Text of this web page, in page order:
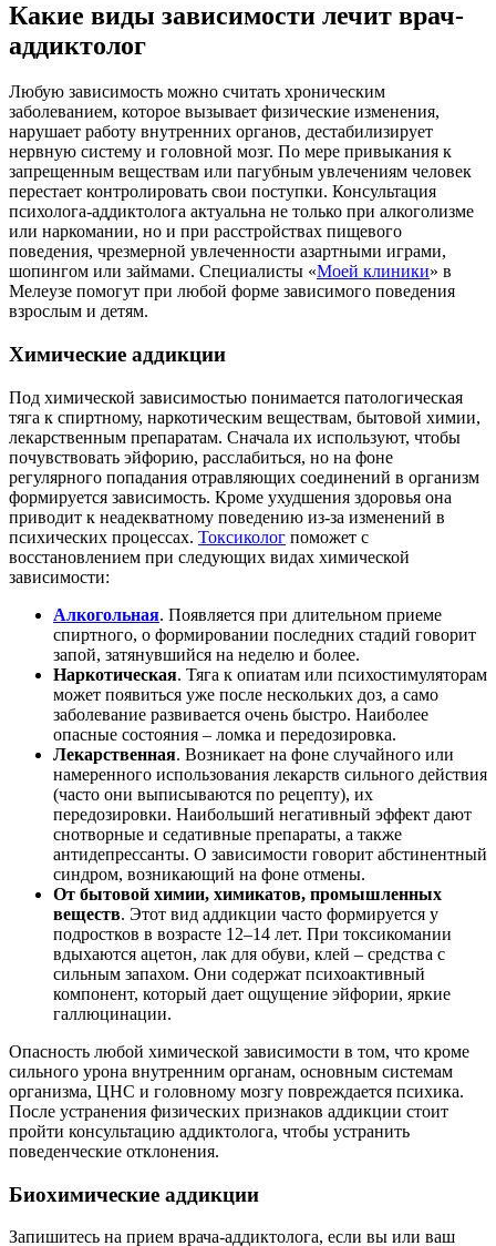
Какие виды зависимости лечит врач-
аддиктолог
Любую зависимость можно считать хроническим
заболеванием, которое вызывает физические изменения,
нарушает работу внутренних органов, дестабилизирует
нервную систему и головной мозг. По мере привыкания к
запрещенным веществам или пагубным увлечениям человек
перестает контролировать свои поступки. Консультация
психолога-аддиктолога актуальна не только при алкоголизме
или наркомании, но и при расстройствах пищевого
поведения, чрезмерной увлеченности азартными играми,
шопингом или займами. Специалисты «Моей клиники» в
Мелеузе помогут при любой форме зависимого поведения
взрослым и детям.
Химические аддикции
Под химической зависимостью понимается патологическая
тяга к спиртному, наркотическим веществам, бытовой химии,
лекарственным препаратам. Сначала их используют, чтобы
почувствовать эйфорию, расслабиться, но на фоне
регулярного попадания отравляющих соединений в организм
формируется зависимость. Кроме ухудшения здоровья она
приводит к неадекватному поведению из-за изменений в
психических процессах. Токсиколог поможет с
восстановлением при следующих видах химической
зависимости:
Алкогольная. Появляется при длительном приеме
спиртного, о формировании последних стадий говорит
запой, затянувшийся на неделю и более.
Наркотическая. Тяга к опиатам или психостимуляторам
может появиться уже после нескольких доз, а само
заболевание развивается очень быстро. Наиболее
опасные состояния – ломка и передозировка.
Лекарственная. Возникает на фоне случайного или
намеренного использования лекарств сильного действия
(часто они выписываются по рецепту), их
передозировки. Наибольший негативный эффект дают
снотворные и седативные препараты, а также
антидепрессанты. О зависимости говорит абстинентный
синдром, возникающий на фоне отмены.
От бытовой химии, химикатов, промышленных
веществ. Этот вид аддикции часто формируется у
подростков в возрасте 12–14 лет. При токсикомании
вдыхаются ацетон, лак для обуви, клей – средства с
сильным запахом. Они содержат психоактивный
компонент, который дает ощущение эйфории, яркие
галлюцинации.
Опасность любой химической зависимости в том, что кроме
сильного урона внутренним органам, основным системам
организма, ЦНС и головному мозгу повреждается психика.
После устранения физических признаков аддикции стоит
пройти консультацию аддиктолога, чтобы устранить
поведенческие отклонения.
Биохимические аддикции
Запишитесь на прием врача-аддиктолога, если вы или ваш